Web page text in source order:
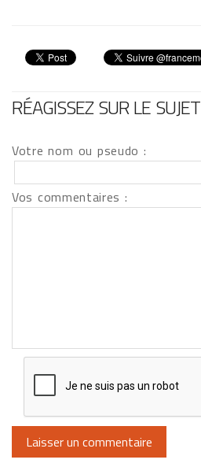
RÉAGISSEZ SUR LE SUJET
Votre nom ou pseudo :
Vos commentaires :